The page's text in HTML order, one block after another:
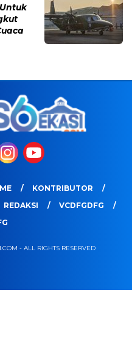
KONTRIBUTOR
REDAKSI
VCDFGDFG
- ALL RIGHTS RESERVED